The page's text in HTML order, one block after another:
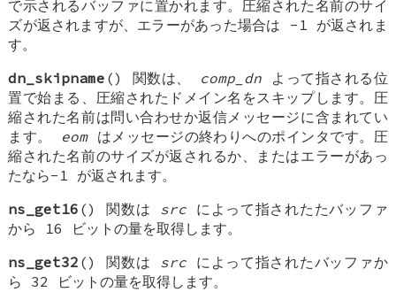
で示されるバッファに置かれます。圧縮された名前のサイ
ズが返されますが、エラーがあった場合は -1 が返されま
す。
dn_skipname () 関数は、 comp_dn よって指される位
置で始まる、圧縮されたドメイン名をスキップします。圧
縮された名前は問い合わせか返信メッセージに含まれてい
ます。 eomはメッセージの終わりへのポインタです。圧
縮された名前のサイズが返されるか、またはエラーがあっ
たなら-1 が返されます。
ns_get16 () 関数は src によって指されたたバッファ
から 16 ビットの量を取得します。
ns_get32 () 関数は src によって指されたバッファか
ら 32 ビットの量を取得します。